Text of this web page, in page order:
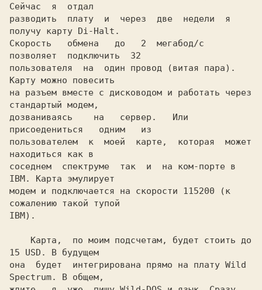
Сейчас  я  отдал
разводить  плату  и  через  две  недели  я
получу карту Di-Halt.
Скорость   обмена   до   2  мегабод/с
позволяет  подключить  32
пользователя  на  один провод (витая пара).
Карту можно повесить
на разъем вместе с дисководом и работать через
стандартый модем,
дозваниваясь    на   сервер.   Или
присоедениться   одним   из
пользователем  к  моей  карте,  которая  может
находиться как в
соседнем  спектруме  так  и  на ком-порте в
IBM. Карта эмулирует
модем и подключается на скорости 115200 (к
сожалению такой тупой
15 USD. В будущем
она  будет  интегрирована прямо на плату Wild
Spectrum. В общем,